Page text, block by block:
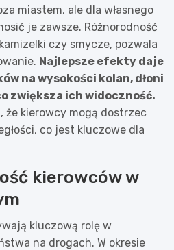
miastem, ale dla własnego
je zawsze. Różnorodność
czy smycze, pozwala
Najlepsze efekty daje
na wysokości kolan, dłoni
zwiększa ich widoczność.
że kierowcy mogą dostrzec
co jest kluczowe dla
kierowców w
kluczową rolę w
na drogach. W okresie